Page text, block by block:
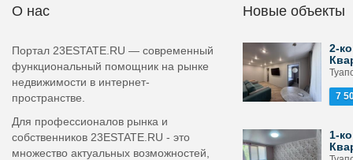
О нас
Портал 23ESTATE.RU — современный
функциональный помощник на рынке
недвижимости в интернет-
пространстве.
Для профессионалов рынка и
собственников 23ESTATE.RU - это
множество актуальных возможностей,
Новые объекты
2-
7
1-